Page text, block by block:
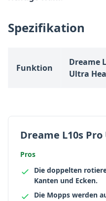
Spezifikation
Funktion
Dreame
Ultra
Dreame L10s
Pros
Die doppelten
Kanten und Ecken.
Die Mopps werden